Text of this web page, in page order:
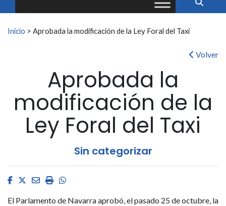
Buscar:
Inicio > Aprobada la modificación de la Ley Foral del Taxi
Volver
Aprobada la
modificación de la
Ley Foral del Taxi
Sin categorizar
Facebook
Twitter
EmailImprimirWhatsapp
El Parlamento de Navarra aprobó, el pasado 25 de octubre, la